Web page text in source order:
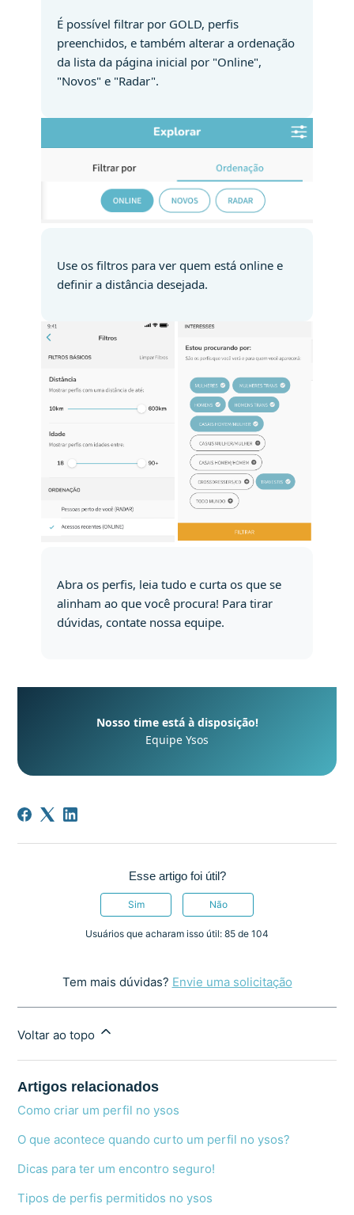
É possível filtrar por GOLD, perfis
preenchidos, e também alterar a ordenação
da lista da página inicial por "Online",
"Novos" e "Radar".
Use os filtros para ver quem está online e
definir a distância desejada.
Abra os perfis, leia tudo e curta os que se
alinham ao que você procura! Para tirar
dúvidas, contate nossa equipe.
Nosso time está à disposição!
Equipe Ysos
Esse artigo foi útil?
Sim Não
Usuários que acharam isso útil: 85 de 104
Tem mais dúvidas? Envie uma solicitação
Voltar ao topo
Artigos relacionados
Como criar um perfil no ysos
O que acontece quando curto um perfil no ysos?
Dicas para ter um encontro seguro!
Tipos de perfis permitidos no ysos